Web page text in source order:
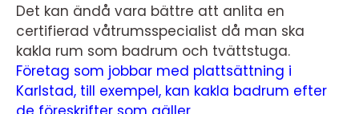
Det kan ändå vara bättre att anlita en
certifierad våtrumsspecialist då man ska
kakla rum som badrum och tvättstuga.
Företag som jobbar med plattsättning i
Karlstad, till exempel, kan kakla badrum efter